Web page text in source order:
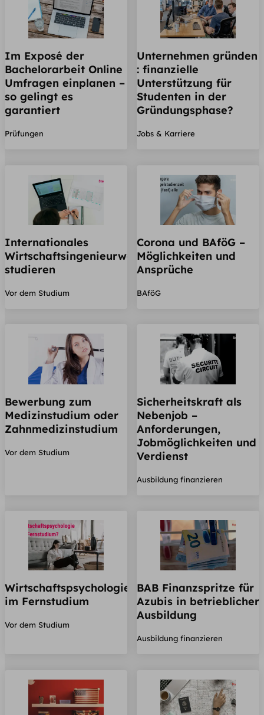
Im Exposé der
Bachelorarbeit Online
Umfragen einplanen –
so gelingt es
garantiert
Prüfungen
Unternehmen gründen
: finanzielle
Unterstützung für
Studenten in der
Gründungsphase?
Jobs & Karriere
Internationales
Wirtschaftsingenieurwesen
studieren
Vor dem Studium
Corona und BAföG –
Möglichkeiten und
Ansprüche
BAföG
Bewerbung zum
Medizinstudium oder
Zahnmedizinstudium
Vor dem Studium
Sicherheitskraft als
Nebenjob –
Anforderungen,
Jobmöglichkeiten und
Verdienst
Ausbildung finanzieren
Wirtschaftspsychologie
im Fernstudium
Vor dem Studium
BAB Finanzspritze für
Azubis in betrieblicher
Ausbildung
Ausbildung finanzieren